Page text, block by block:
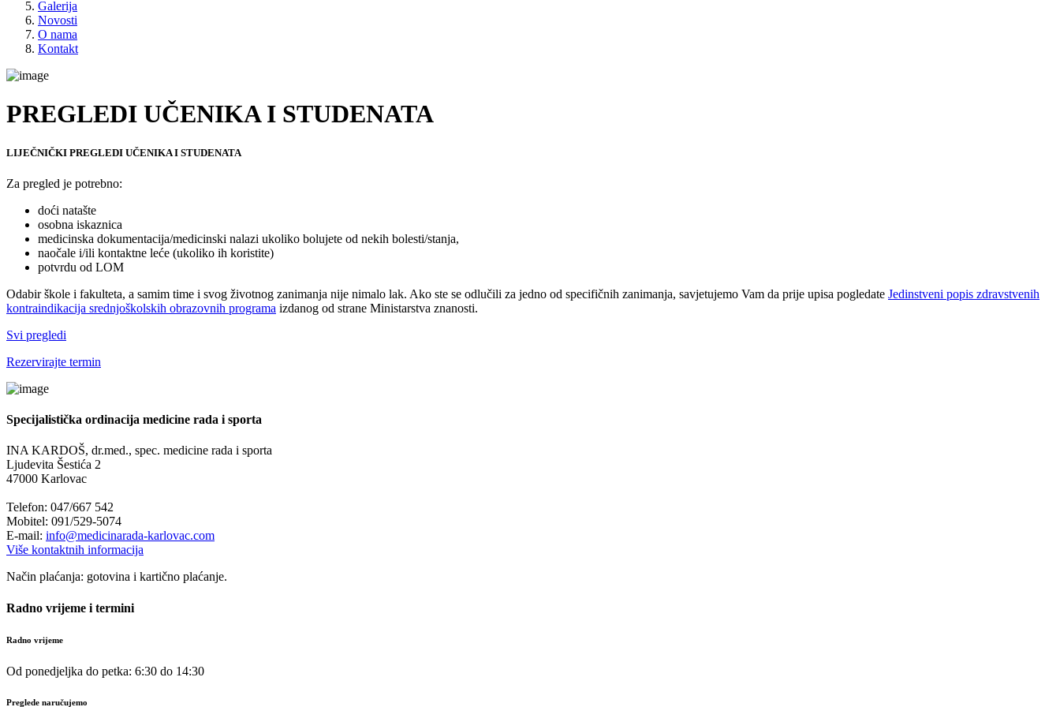
Galerija
Novosti
O nama
Kontakt
PREGLEDI UČENIKA I STUDENATA
LIJEČNIČKI PREGLEDI UČENIKA I STUDENATA
Za pregled je potrebno:
doći natašte
osobna iskaznica
medicinska dokumentacija/medicinski nalazi ukoliko bolujete od nekih bolesti/stanja,
naočale i/ili kontaktne leće (ukoliko ih koristite)
potvrdu od LOM
Odabir škole i fakulteta, a samim time i svog životnog zanimanja nije nimalo lak. Ako ste se odlučili za jedno od specifičnih zanimanja, savjetujemo Vam da prije upisa pogledate Jedinstveni popis zdravstvenih
kontraindikacija srednjoškolskih obrazovnih programa izdanog od strane Ministarstva znanosti.
Svi pregledi
Rezervirajte termin
Specijalistička ordinacija medicine rada i sporta
INA KARDOŠ, dr.med., spec. medicine rada i sporta
Ljudevita Šestića 2
47000 Karlovac
Telefon: 047/667 542
Mobitel: 091/529-5074
E-mail: info@medicinarada-karlovac.com
Više kontaktnih informacija
Način plaćanja: gotovina i kartično plaćanje.
Radno vrijeme i termini
Radno vrijeme
Od ponedjeljka do petka: 6:30 do 14:30
Preglede naručujemo